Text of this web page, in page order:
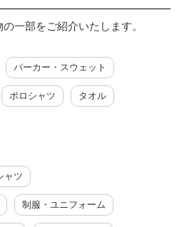
一部をご紹介いたします。
パーカー・スウェット
ポロシャツ タオル
ャツ
制服・ユニフォーム